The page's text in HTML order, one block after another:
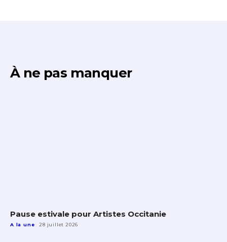
À ne pas manquer
Pause estivale pour Artistes Occitanie
A la une 28 juillet 2026